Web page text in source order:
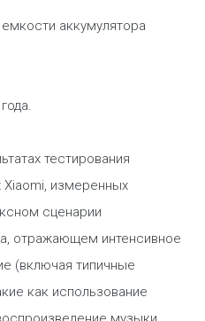
аккумулятора
тестирования
Xiaomi, измеренных
сценарии
отражающем интенсивное
(включая типичные
как использование